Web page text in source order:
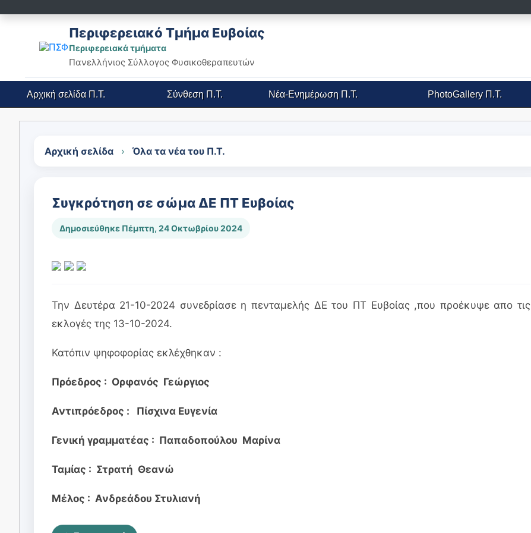
Περιφερειακό Τμήμα Ευβοίας
Περιφερειακά τμήματα
Πανελλήνιος Σύλλογος Φυσικοθεραπευτών
Αρχική σελίδα Π.Τ. Σύνθεση Π.Τ. Νέα-Ενημέρωση Π.Τ. PhotoGallery Π.Τ.
Αρχική σελίδα › Όλα τα νέα του Π.Τ.
Συγκρότηση σε σώμα ΔΕ ΠΤ Ευβοίας
Δημοσιεύθηκε Πέμπτη, 24 Οκτωβρίου 2024
Την Δευτέρα 21-10-2024 συνεδρίασε η πενταμελής ΔΕ του ΠΤ Ευβοίας ,που προέκυψε απο τις
εκλογές της 13-10-2024.
Κατόπιν ψηφοφορίας εκλέχθηκαν :
Πρόεδρος : Ορφανός Γεώργιος
Αντιπρόεδρος : Πίσχινα Ευγενία
Γενική γραμματέας : Παπαδοπούλου Μαρίνα
Ταμίας : Στρατή Θεανώ
Μέλος : Ανδρεάδου Στυλιανή